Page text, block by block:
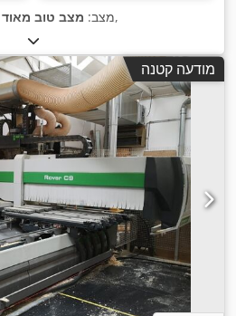
מצב: מצב טוב ,
מודעה קטנה